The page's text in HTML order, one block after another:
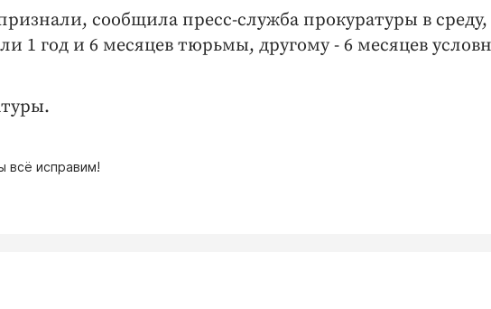
сообщила пресс-служба прокуратуры в среду,
1 год и 6 месяцев тюрьмы, другому - 6 месяцев
всё исправим!